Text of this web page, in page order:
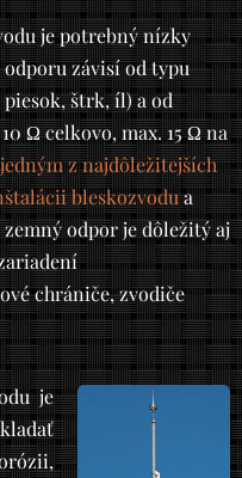
je potrebný nízky
závisí od typu
štrk, íl) a od
Ω celkovo, max. 15 Ω na
z najdôležitejších
bleskozvodua
odpor je dôležitý aj
chrániče, zvodiče
je